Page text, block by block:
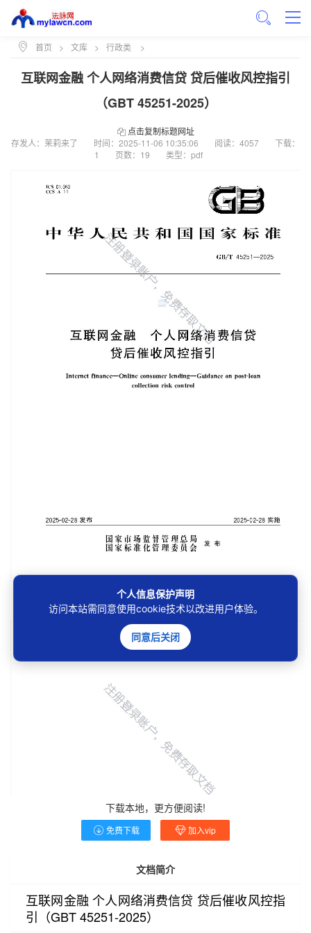
首页 > 文库 > 行政类 >
互联网金融 个人网络消费信贷 贷后催收风控指引
（GBT 45251-2025）
点击复制标题网址
存发人：茉莉来了
时间： 2025-11-06 10:35:06 阅读：4057
下载：
1
页数：19 类型：pdf
下载本地，更方便阅读!
免费下载 加入vip
文档简介
互联网金融 个人网络消费信贷 贷后催收风控指
引（GBT 45251-2025）
个人信息保护声明
访问本站需同意使用cookie技术以改进用户体验。
同意后关闭